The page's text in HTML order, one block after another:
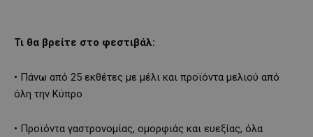
Τι θα βρείτε στο φεστιβάλ:
• Πάνω από 25 εκθέτες με μέλι και προϊόντα μελιού από
όλη την Κύπρο
• Προϊόντα γαστρονομίας, ομορφιάς και ευεξίας, όλα